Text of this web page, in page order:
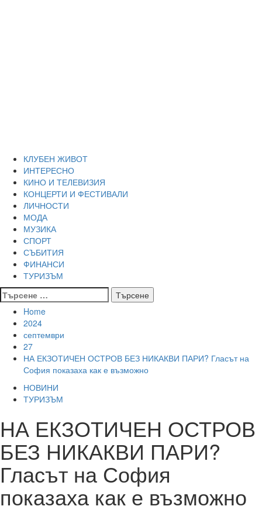
КЛУБЕН ЖИВОТ
ИНТЕРЕСНО
КИНО И ТЕЛЕВИЗИЯ
КОНЦЕРТИ И ФЕСТИВАЛИ
ЛИЧНОСТИ
МОДА
МУЗИКА
СПОРТ
СЪБИТИЯ
ФИНАНСИ
ТУРИЗЪМ
Търсене
за:
Home
2024
септември
27
НА ЕКЗОТИЧЕН ОСТРОВ БЕЗ НИКАКВИ ПАРИ? Гласът на
София показаха как е възможно
НОВИНИ
ТУРИЗЪМ
НА ЕКЗОТИЧЕН ОСТРОВ
БЕЗ НИКАКВИ ПАРИ?
Гласът на София
показаха как е възможно